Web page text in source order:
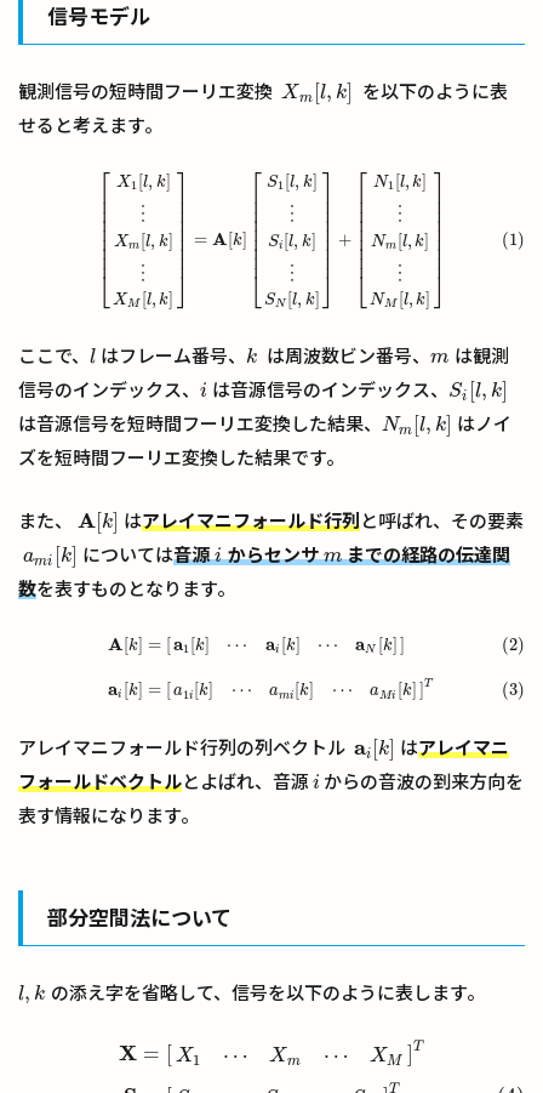
信号モデル
観測信号の短時間フーリエ変換 Xm [l, k]
Xm[l k]
を以下のように表
せると考えます。
⎡
⎣
⎢⎢⎢⎢⎢⎢⎢⎢
X1 [l, k]
⋮
Xm [l, k]
⋮
XM [l, k]
⎤
⎦
⎥⎥⎥⎥⎥⎥⎥⎥
= A[k]
⎡
⎣
⎢⎢⎢⎢⎢⎢⎢⎢
S1 [l, k]
⋮
Si [l, k]
⋮
SN [l, k]
⎤
⎦
⎥⎥⎥⎥⎥⎥⎥⎥
+
⎡
⎣
⎢⎢⎢⎢⎢⎢⎢⎢
N1 [l, k]
⋮
Nm [l, k]
⋮
NM [l, k]
⎤
⎦
⎥⎥⎥⎥⎥⎥⎥⎥
(1)
m[l,k ]⋮X 1[l,k ]⋮S N[l,k ]+ [N
ここで、 l
l はフレーム番号、 k
k は周波数ビン番号、m
m は観測
信号のインデックス、 i
i は音源信号のインデックス、 Si [l, k]
Si[ ,k]
は音源信号を短時間フーリエ変換した結果、 Nm [l, k]
Nm[ ,k
はノイ
ズを短時間フーリエ変換した結果です。
また、 A[k]
A[k ] はアレイマニフォールド行列と呼ばれ、その要素
ami [k]
ami[ k] については音源 i
i からセンサ m
m までの経路の伝達関
数を表すものとなります。
A[k]
ai [k]
= [a1 [k] ⋯ ai [k] ⋯ aN [k] ]
= [a1i [k] ⋯ ami [k] ⋯ aMi [k] ]T
(2)
(3)
=[a 1[ ]⋯ ai[k ]⋯ N [k ] (3)a [k a 1 [ ⋯ami[
アレイマニフォールド行列の列ベクトル ai [k]
ai[ k] はアレイマニ
フォールドベクトルとよばれ、音源 i
i からの音波の到来方向を
表す情報になります。
部分空間法について
l, k
l,k の添え字を省略して、信号を以下のように表します。
X = [ X1 ⋯ Xm ⋯ XM ]T
T
m⋯X M ]T(4) S=[ S ⋯Si⋯ N ] T =[N1 ⋯